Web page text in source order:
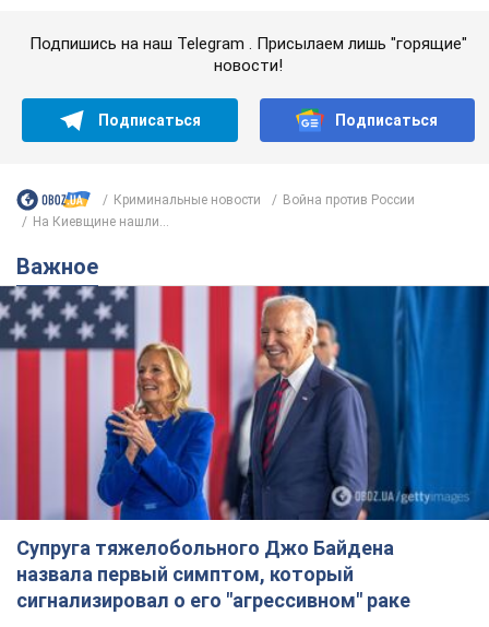
назвала первый симптом, который
сигнализировал о его "агрессивном" раке
Сначала врачи не обратили на это должного внимания
9 годин тому
Ее убила Россия: умерла 13-летняя
девочка, раненая в результате
российской атаки на Сумскую
область. Фото
В тот день во время российского обстрела
погибли ее брат, отчим и бабушка
10 годин тому 9,8 т.
Почему в СССР врачи носили только
белые халаты